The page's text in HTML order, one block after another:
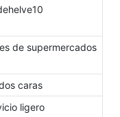
de supermercados
caras
ligero